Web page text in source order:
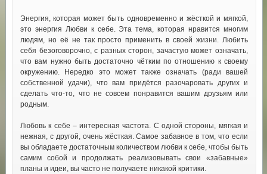
Энергия, которая может быть одновременно и жёсткой и мягкой,
это энергия Любви к себе. Эта тема, которая нравится многим
людям, но её не так просто применить в своей жизни. Любить
себя безоговорочно, с разных сторон, зачастую может означать,
что вам нужно быть достаточно чётким по отношению к своему
окружению. Нередко это может также означать (ради вашей
собственной удачи), что вам придётся разочаровать других и
сделать что-то, что не совсем понравится вашим друзьям или
родным.
Любовь к себе – интересная частота. С одной стороны, мягкая и
нежная, с другой, очень жёсткая. Самое забавное в том, что если
вы обладаете достаточным количеством любви к себе, чтобы быть
самим собой и продолжать реализовывать свои «забавные»
планы и идеи, вы часто не получаете никакой критики.